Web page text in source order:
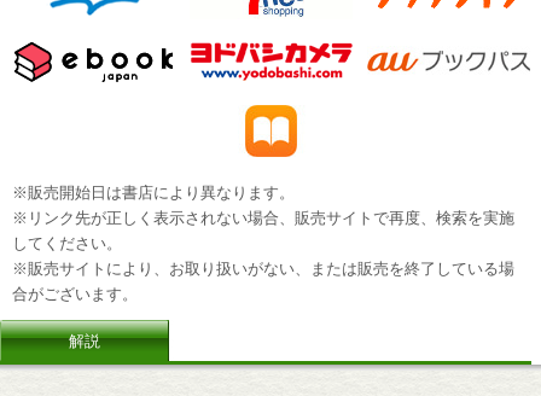
※販売開始日は書店により異なります。
※リンク先が正しく表示されない場合、販売サイトで再度、検索を実施
してください。
※販売サイトにより、お取り扱いがない、または販売を終了している場
合がございます。
解説